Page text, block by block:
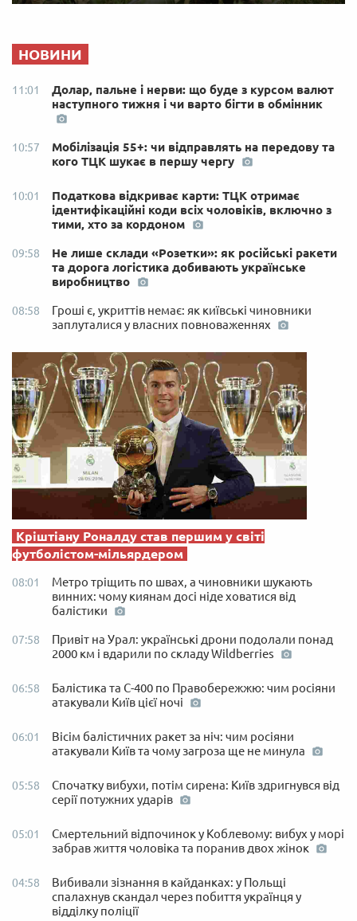
НОВИНИ
11:01
Долар, пальне і нерви: що буде з курсом валют
наступного тижня і чи варто бігти в обмінник
10:57
Мобілізація 55+: чи відправлять на передову та
кого ТЦК шукає в першу чергу
10:01
Податкова відкриває карти: ТЦК отримає
ідентифікаційні коди всіх чоловіків, включно з
тими, хто за кордоном
09:58
Не лише склади «Розетки»: як російські ракети
та дорога логістика добивають українське
виробництво
08:58
Гроші є, укриттів немає: як київські чиновники
заплуталися у власних повноваженнях
Кріштіану Роналду став першим у світі
футболістом-мільярдером
08:01
Метро тріщить по швах, а чиновники шукають
винних: чому киянам досі ніде ховатися від
балістики
07:58
Привіт на Урал: українські дрони подолали понад
2000 км і вдарили по складу Wildberries
06:58
Балістика та С-400 по Правобережжю: чим росіяни
атакували Київ цієї ночі
06:01
Вісім балістичних ракет за ніч: чим росіяни
атакували Київ та чому загроза ще не минула
05:58
Спочатку вибухи, потім сирена: Київ здригнувся від
серії потужних ударів
05:01
Смертельний відпочинок у Коблевому: вибух у морі
забрав життя чоловіка та поранив двох жінок
04:58
Вибивали зізнання в кайданках: у Польщі
спалахнув скандал через побиття українця у
відділку поліції